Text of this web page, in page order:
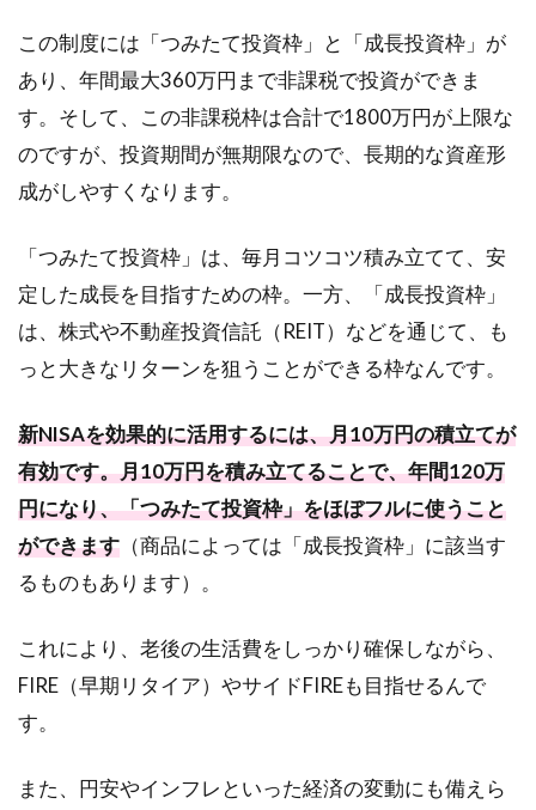
この制度には「つみたて投資枠」と「成長投資枠」が
あり、年間最大360万円まで非課税で投資ができま
す。そして、この非課税枠は合計で1800万円が上限な
のですが、投資期間が無期限なので、長期的な資産形
成がしやすくなります。
「つみたて投資枠」は、毎月コツコツ積み立てて、安
定した成長を目指すための枠。一方、「成長投資枠」
は、株式や不動産投資信託（REIT）などを通じて、も
っと大きなリターンを狙うことができる枠なんです。
新NISAを効果的に活用するには、月10万円の積立てが
有効です。月10万円を積み立てることで、年間120万
円になり、「つみたて投資枠」をほぼフルに使うこと
ができます （商品によっては「成長投資枠」に該当す
るものもあります）。
これにより、老後の生活費をしっかり確保しながら、
FIRE（早期リタイア）やサイドFIREも目指せるんで
す。
また、円安やインフレといった経済の変動にも備えら